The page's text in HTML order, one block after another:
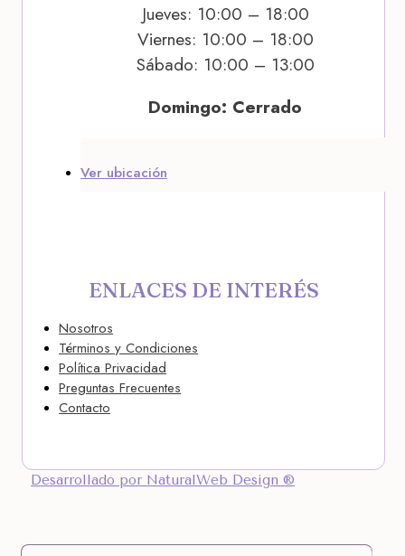
Jueves: 10:00 – 18:00
Viernes: 10:00 – 18:00
Sábado: 10:00 – 13:00
Domingo: Cerrado
Ver ubicación
ENLACES DE INTERÉS
Nosotros
Términos y Condiciones
Política Privacidad
Preguntas Frecuentes
Contacto
Desarrollado por NaturalWeb Design ®